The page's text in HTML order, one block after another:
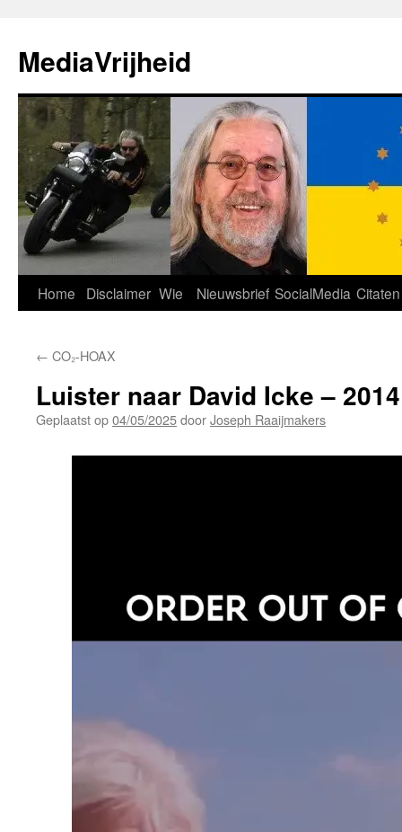
de
inhoud
MediaVrijheid
Home Disclaimer Wie Nieuwsbrief SocialMedia Citaten
← CO₂-HOAX
Luister naar David Icke – 2014
Geplaatst op04/05/2025doorJoseph Raaijmakers